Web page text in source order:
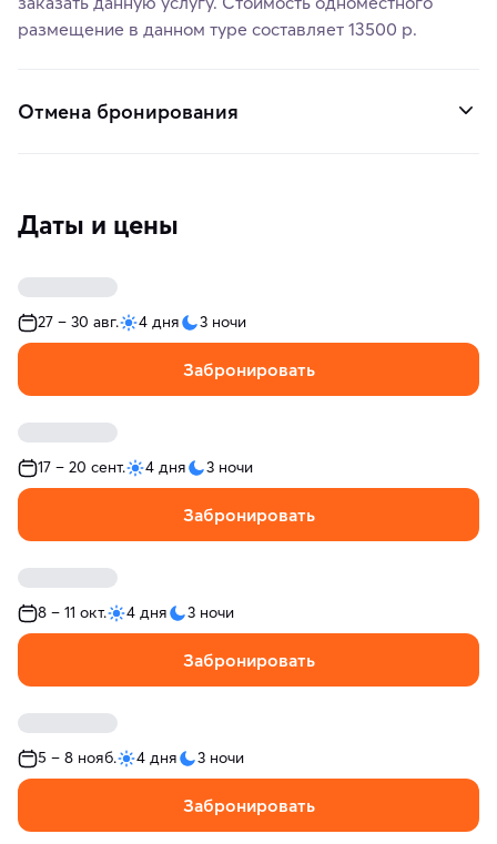
размещение в данном туре составляет 13500 р.
Отмена бронирования
Даты и цены
27 – 30 авг. 4 дня 3 ночи
Забронировать
17 – 20 сент. 4 дня 3 ночи
Забронировать
8 – 11 окт. 4 дня 3 ночи
Забронировать
5 – 8 нояб. 4 дня 3 ночи
Забронировать